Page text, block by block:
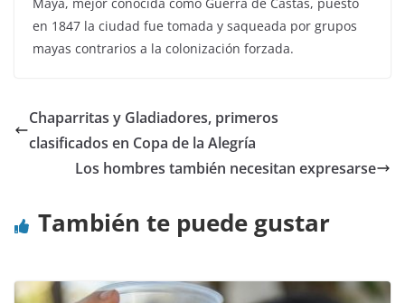
en 1847 la ciudad fue tomada y saqueada por grupos
mayas contrarios a la colonización forzada.
Chaparritas y Gladiadores, primeros
clasificados en Copa de la Alegría
Los hombres también necesitan expresarse
También te puede gustar